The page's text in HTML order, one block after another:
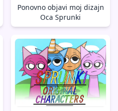
Ponovno objavi moj dizajn
Oca Sprunki